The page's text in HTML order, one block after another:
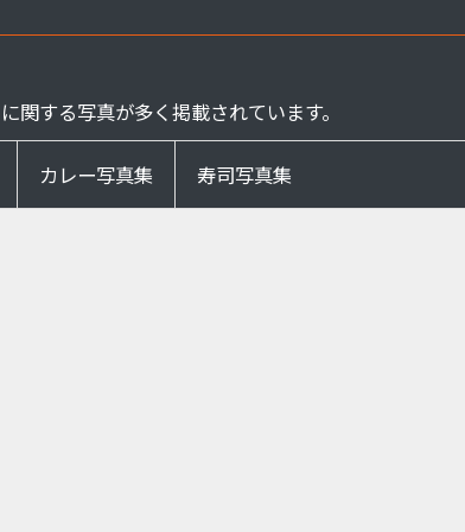
する写真が多く掲載されています。
カレー写真集 寿司写真集